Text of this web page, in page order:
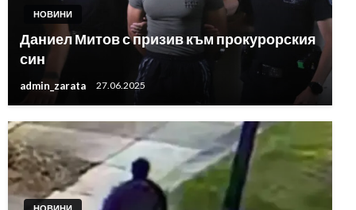
НОВИНИ
Даниел Митов с призив към прокурорския
син
admin_zarata 27.06.2025